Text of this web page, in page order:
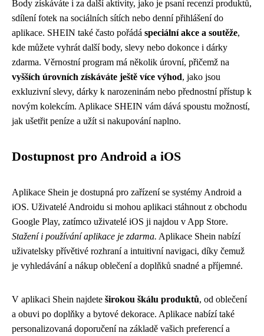
Body získáváte i za další aktivity, jako je psaní recenzí produktů,
sdílení fotek na sociálních sítích nebo denní přihlášení do
aplikace. SHEIN také často pořádá speciální akce a soutěže,
kde můžete vyhrát další body, slevy nebo dokonce i dárky
zdarma. Věrnostní program má několik úrovní, přičemž na
vyšších úrovních získáváte ještě více výhod, jako jsou
exkluzivní slevy, dárky k narozeninám nebo přednostní přístup k
novým kolekcím. Aplikace SHEIN vám dává spoustu možností,
jak ušetřit peníze a užít si nakupování naplno.
Dostupnost pro Android a iOS
Aplikace Shein je dostupná pro zařízení se systémy Android a
iOS. Uživatelé Androidu si mohou aplikaci stáhnout z obchodu
Google Play, zatímco uživatelé iOS ji najdou v App Store.
Stažení i používání aplikace je zdarma. Aplikace Shein nabízí
uživatelsky přívětivé rozhraní a intuitivní navigaci, díky čemuž
je vyhledávání a nákup oblečení a doplňků snadné a příjemné.
V aplikaci Shein najdete širokou škálu produktů, od oblečení
a obuvi po doplňky a bytové dekorace. Aplikace nabízí také
personalizovaná doporučení na základě vašich preferencí a